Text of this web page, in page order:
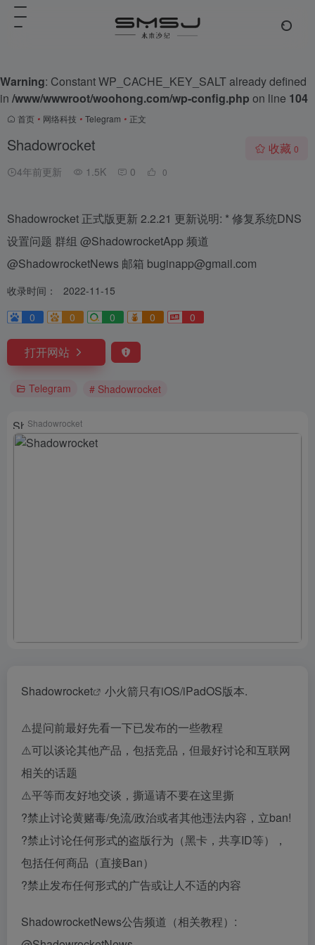
Warning: Constant WP_CACHE_KEY_SALT already defined
in /www/wwwroot/woohong.com/wp-config.php on line 104
首页 • 网络科技 • Telegram • 正文
Shadowrocket
4年前更新 1.5K 0 0
收藏 0
Shadowrocket 正式版更新 2.2.21 更新说明: * 修复系统DNS
设置问题 群组 @ShadowrocketApp 频道
@ShadowrocketNews 邮箱 buginapp@gmail.com
收录时间：
2022-11-15
0
0 0 0 0
打开网站
Telegram # Shadowrocket
Shadowrocket
Shadowrocket 小火箭只有iOS/iPadOS版本.
⚠️提问前最好先看一下已发布的一些教程
⚠️可以谈论其他产品，包括竞品，但最好讨论和互联网
相关的话题
⚠️平等而友好地交谈，撕逼请不要在这里撕
?禁止讨论黄赌毒/免流/政治或者其他违法内容，立ban!
?禁止讨论任何形式的盗版行为（黑卡，共享ID等），
包括任何商品（直接Ban）
?禁止发布任何形式的广告或让人不适的内容
ShadowrocketNews公告频道（相关教程）: